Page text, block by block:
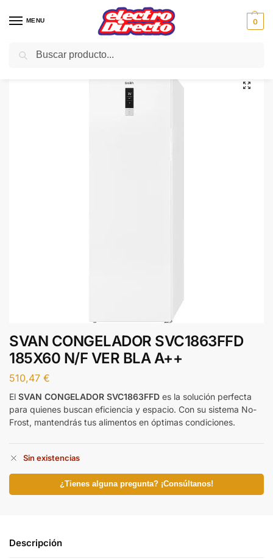
MENU 0
Inicio Gama blanca Congeladores
SVAN CONGELADOR SVC1863FFD
185X60 N/F VER BLA A++
510,47 €
El SVAN CONGELADOR SVC1863FFD es la solución perfecta
para quienes buscan eficiencia y espacio. Con su sistema No-
Frost, mantendrás tus alimentos en óptimas condiciones.
Sin existencias
¿Tienes alguna pregunta? ¡Consúltanos!
Descripción